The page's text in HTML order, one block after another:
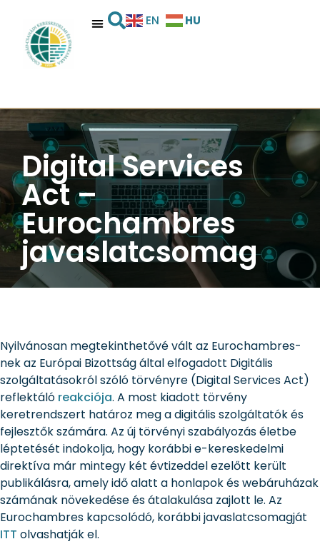
EN HU
Digital Services
Act –
Eurochambres
javaslatcsomag
Nyilvánosan megtekinthetővé vált az Eurochambres-
nek az Európai Bizottság által elfogadott Digitális
szolgáltatásokról szóló törvényre (Digital Services Act)
reflektáló reakciója. A most kiadott törvény
keretrendszert határoz meg a digitális szolgáltatók és
fejlesztők számára. Az új törvényi szabályozás életbe
léptetését indokolja, hogy korábbi e-kereskedelmi
direktíva már mintegy két évtizeddel ezelőtt került
publikálásra, amely idő alatt a honlapok és webáruházak
számának növekedése és átalakulása zajlott le. Az
Eurochambres kapcsolódó, korábbi javaslatcsomagját
ITT olvashatják el.